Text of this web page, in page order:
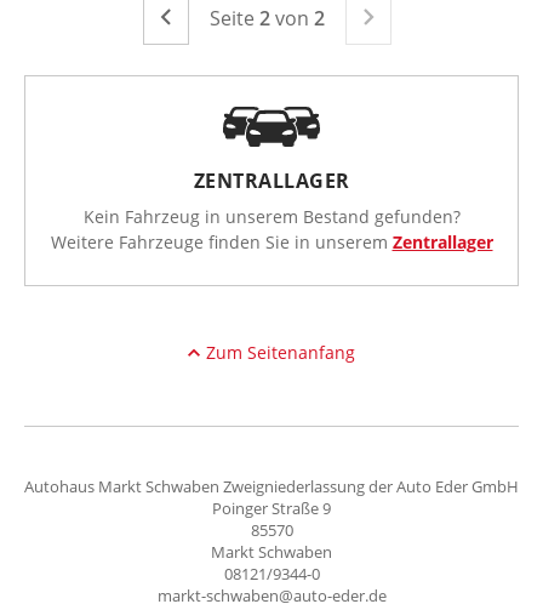
ZurückSeite 2von 2
ZENTRALLAGER
Kein Fahrzeug in unserem Bestand gefunden?
Weitere Fahrzeuge finden Sie in unserem Zentrallager
Zum Seitenanfang
Autohaus Markt Schwaben Zweigniederlassung der Auto Eder GmbH
Poinger Straße 9
85570
Markt Schwaben
08121/9344-0
markt-schwaben@auto-eder.de